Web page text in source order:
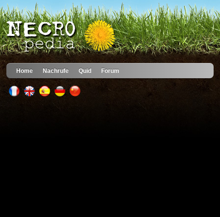
Home Nachrufe Quid Forum